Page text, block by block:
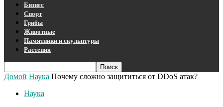
Бизнес
Спорт
Грибы
Животные
Памятники и скульптуры
Растения
Домой Наука Почему сложно защититься от DDoS атак?
Наука